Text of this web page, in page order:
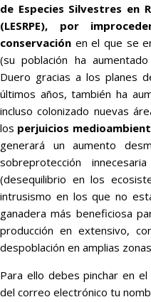
de Especies Silvestres en
(LESRPE), por
conservación en el que se
(su población ha
Duero gracias a los planes
últimos años, también ha
incluso colonizado nuevas
los perjuicios
generará un aumento
sobreprotección
(desequilibrio en los
intrusismo en los que no
ganadera más beneficiosa
producción en extensivo,
despoblación en amplias
Para ello debes pinchar en
del correo electrónico tu